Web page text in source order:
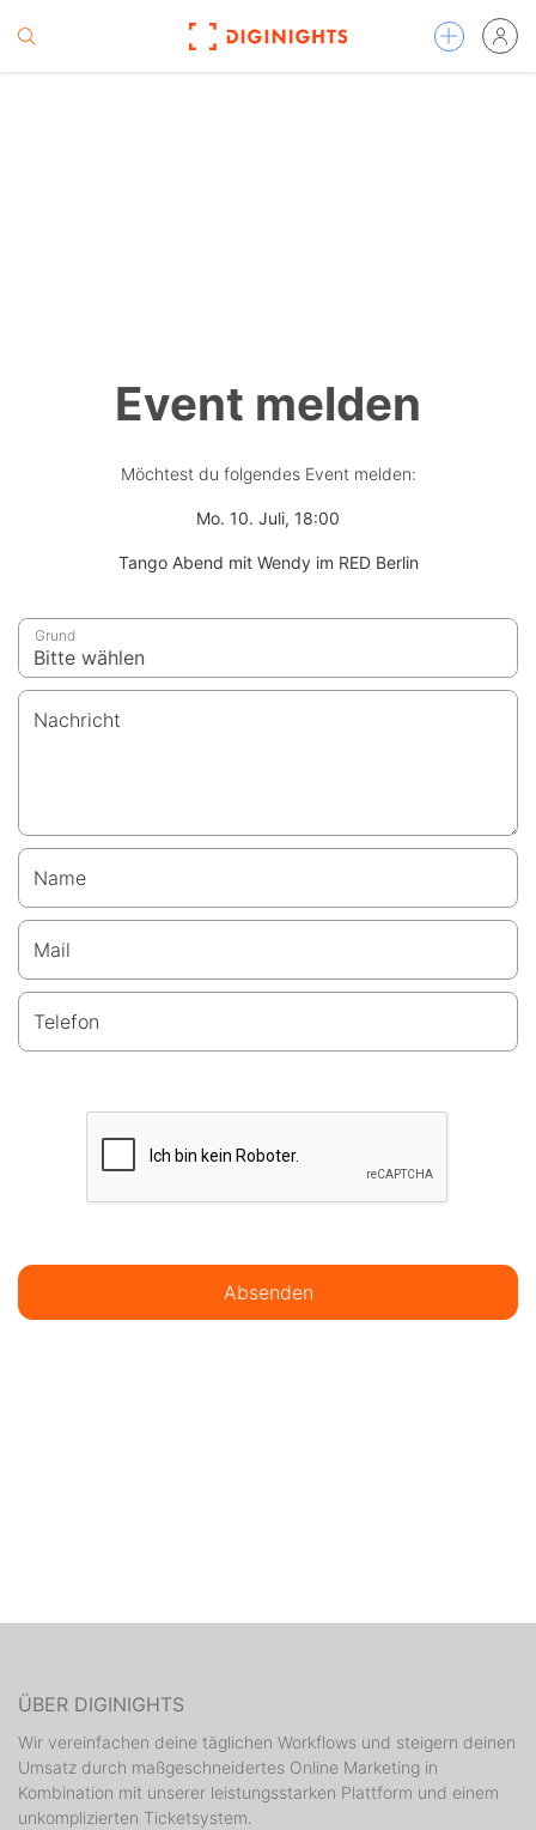
Event melden
Möchtest du folgendes Event melden:
Mo. 10. Juli, 18:00
Tango Abend mit Wendy im RED Berlin
Grund
Nachricht
Name
Mail
Telefon
Absenden
ÜBER DIGINIGHTS
Wir vereinfachen deine täglichen Workflows und steigern deinen
Umsatz durch maßgeschneidertes Online Marketing in
Kombination mit unserer leistungsstarken Plattform und einem
unkomplizierten Ticketsystem.